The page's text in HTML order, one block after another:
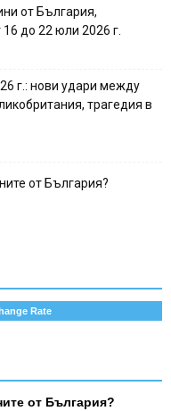
от България,
до 22 юли 2026 г.
г.: нови удари между
трагедия в
от България?
Rate
от България?